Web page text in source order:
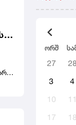
ორშ
27
3
4
10
11
17
18